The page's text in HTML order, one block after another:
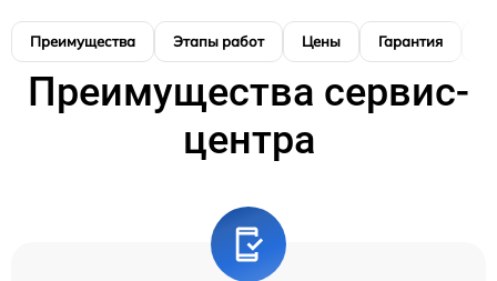
Преимущества Этапы работ Цены Гарантия
Преимущества сервис-
центра